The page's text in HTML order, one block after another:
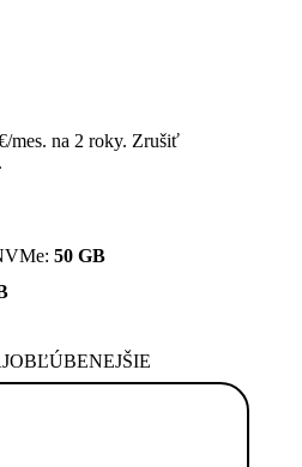
mes. na 2 roky. Zrušiť
50 GB